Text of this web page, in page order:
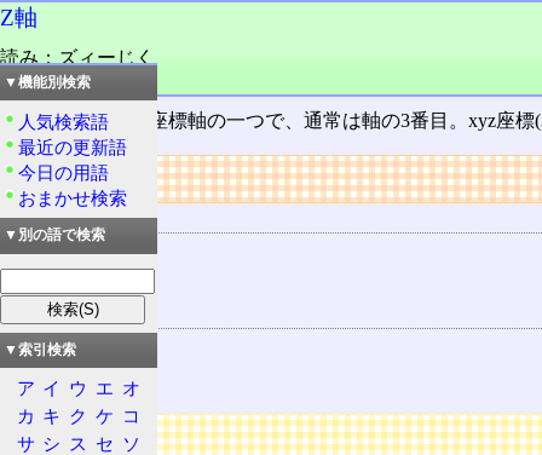
Z軸
読み：ズィーじく
品詞：名詞
座標系における座標軸の一つで、通常は軸の3番目。xyz座
リンク
用語の所属
座標系
関連する用語
X軸
Y軸
広告
▼機能別検索
人気検索語
最近の更新語
今日の用語
おまかせ検索
▼別の語で検索
▼索引検索
ア イ ウ エ オ
カ キ ク ケ コ
サ シ ス セ ソ